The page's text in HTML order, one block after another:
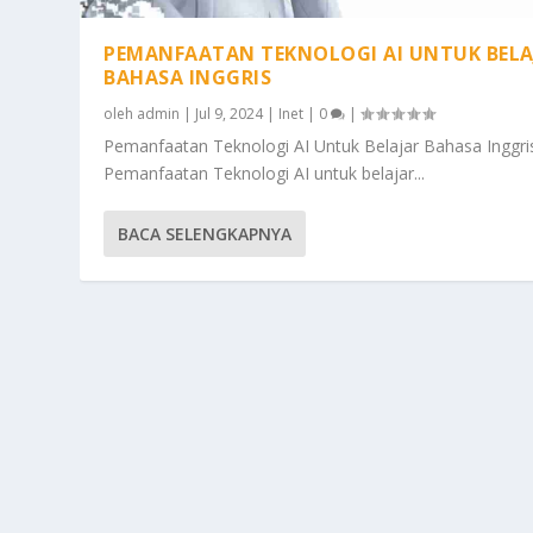
PEMANFAATAN TEKNOLOGI AI UNTUK
BAHASA INGGRIS
oleh admin | Jul 9, 2024| Inet | 0 |
Pemanfaatan Teknologi AI Untuk Belajar Bahasa
Pemanfaatan Teknologi AI untuk belajar...
BACA SELENGKAPNYA